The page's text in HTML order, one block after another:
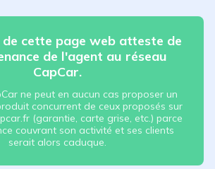
de cette page web atteste de
de l'agent au réseau
CapCar.
ne peut en aucun cas proposer un
concurrent de ceux proposés sur
(garantie, carte grise, etc.) parce
couvrant son activité et ses clients
serait alors caduque.